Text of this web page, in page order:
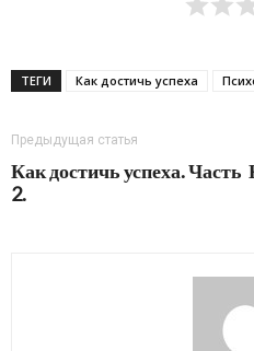
ТЕГИ Как достичь успеха
Предыдущая статья
Как достичь успеха. Часть
2.